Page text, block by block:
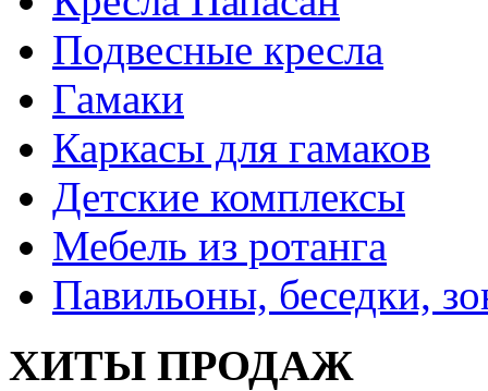
Подвесные кресла
Гамаки
Каркасы для гамаков
Детские комплексы
Мебель из ротанга
Павильоны, беседки,
ХИТЫ ПРОДАЖ